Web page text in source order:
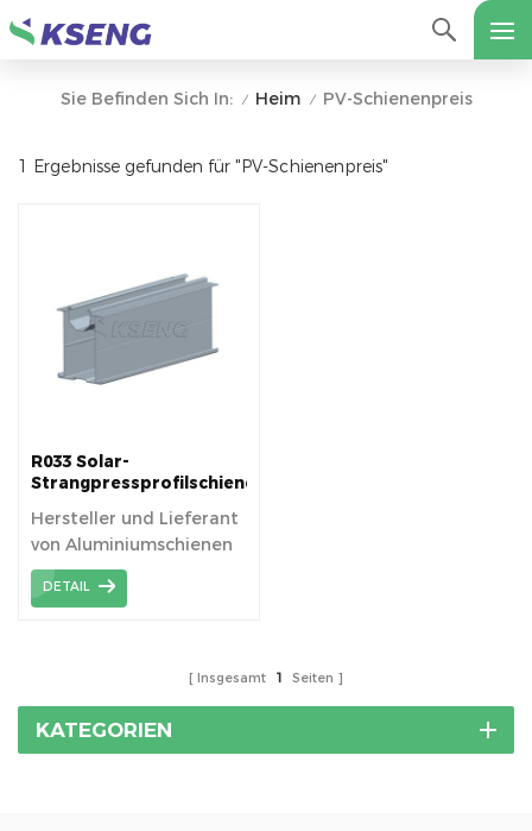
Sie Befinden Sich In: / Heim / PV-Schienenpreis
1 Ergebnisse gefunden für "PV-Schienenpreis"
R033 Solar-
Strangpressprofilschiene
Hersteller und Lieferant
von Aluminiumschienen
für die Montage von
Solarmodulen
DETAIL
Insgesamt 1 Seiten
KATEGORIEN